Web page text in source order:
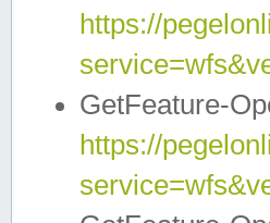
https://
GetFeature-
https://